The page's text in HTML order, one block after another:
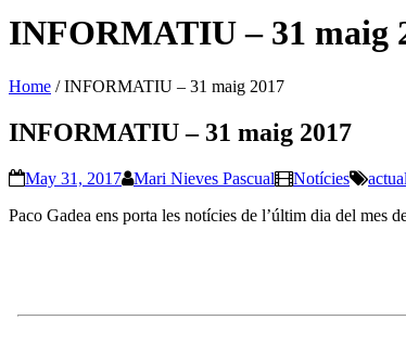
INFORMATIU – 31 maig
Home /INFORMATIU – 31 maig 2017
INFORMATIU – 31 maig 2017
May 31, 2017 Mari Nieves Pascual Notícies
Paco Gadea ens porta les notícies de l’últim dia del mes